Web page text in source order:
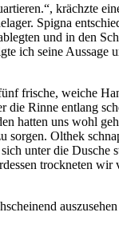
krächzte
Spigna
und in den
ich seine Aussage
frische, weiche
Rinne entlang
hatten uns wohl
Olthek
unter die Dusche
trockneten